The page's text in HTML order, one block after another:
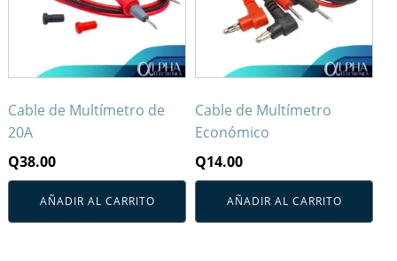
Cable de Multímetro de
20A
Q38.00
AÑADIR AL CARRITO
Cable de Multímetro
Económico
Q14.00
AÑADIR AL CARRITO